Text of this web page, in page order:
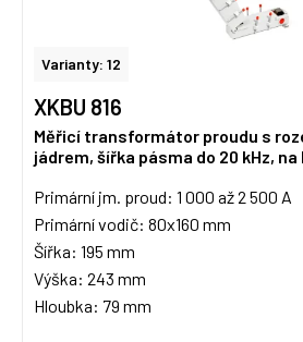
Varianty: 12
XKBU 816
Měřicí transformátor proudu s
jádrem, šířka pásma do 20 kHz,
Primární jm. proud: 1 000 až 2 500 A
Primární vodič: 80x160 mm
Šířka: 195 mm
Výška: 243 mm
Hloubka: 79 mm